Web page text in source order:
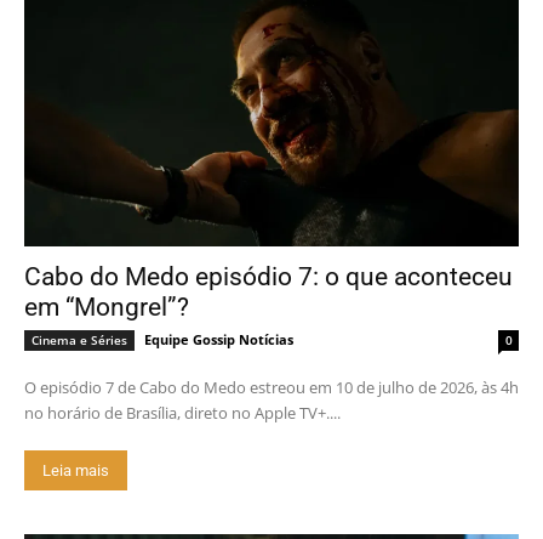
Cabo do Medo episódio 7: o que aconteceu
em “Mongrel”?
Cinema e Séries Equipe Gossip Notícias 0
O episódio 7 de Cabo do Medo estreou em 10 de julho de 2026, às 4h
no horário de Brasília, direto no Apple TV+....
Leia mais